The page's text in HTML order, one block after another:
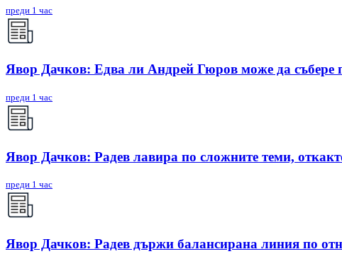
преди 1 час
Явор Дачков: Едва ли Андрей Гюров може да събере
преди 1 час
Явор Дачков: Радев лавира по сложните теми,
преди 1 час
Явор Дачков: Радев държи балансирана линия по